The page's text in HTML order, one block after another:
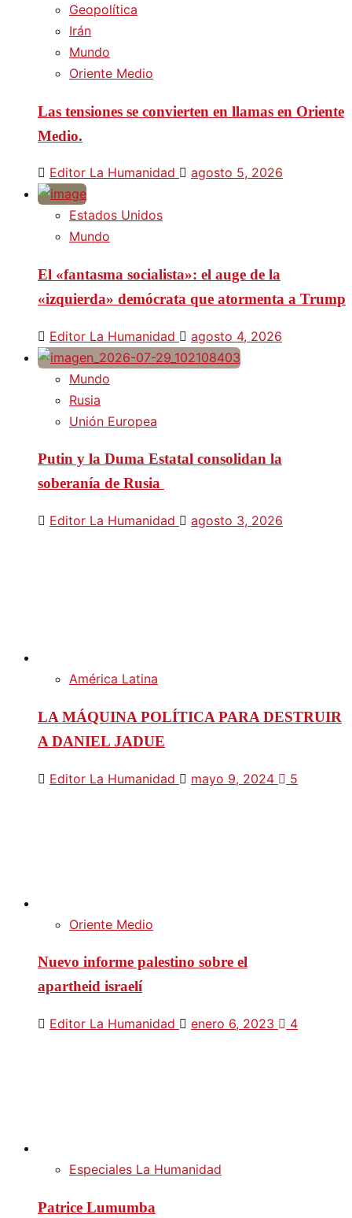
Geopolítica
Irán
Mundo
Oriente Medio
Las tensiones se convierten en llamas en Oriente
Medio.
Editor La Humanidad agosto 5, 2026
Estados Unidos
Mundo
El «fantasma socialista»: el auge de la
«izquierda» demócrata que atormenta a Trump
Editor La Humanidad agosto 4, 2026
Mundo
Rusia
Unión Europea
Putin y la Duma Estatal consolidan la
soberanía de Rusia
Editor La Humanidad agosto 3, 2026
América Latina
LA MÁQUINA POLÍTICA PARA DESTRUIR
A DANIEL JADUE
Editor La Humanidad mayo 9, 2024 5
Oriente Medio
Nuevo informe palestino sobre el
apartheid israelí
Editor La Humanidad enero 6, 2023 4
Especiales La Humanidad
Patrice Lumumba